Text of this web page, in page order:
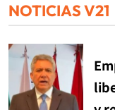
NOTICIAS V21